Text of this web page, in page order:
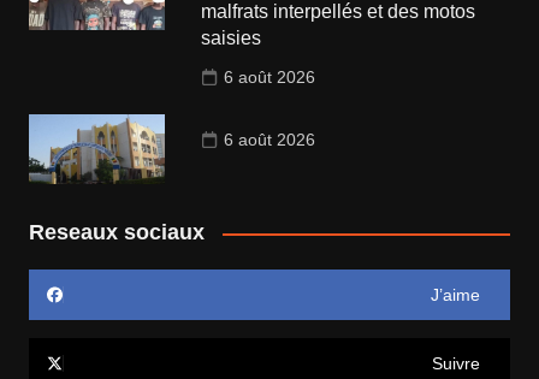
malfrats interpellés et des motos
saisies
6 août 2026
6 août 2026
Reseaux sociaux
J’aime
Suivre